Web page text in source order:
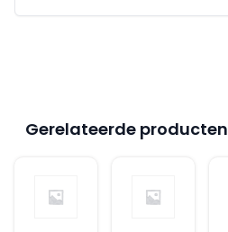
Gerelateerde producten